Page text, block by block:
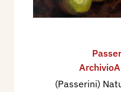
(Passerini)